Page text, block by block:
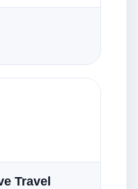
Travel